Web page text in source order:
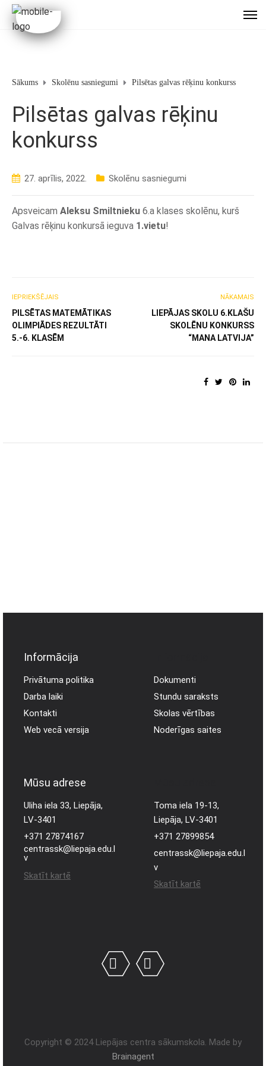
Sākums Skolēnu sasniegumi Pilsētas galvas rēķinu konkurss
Pilsētas galvas rēķinu
konkurss
27. aprīlis, 2022. Skolēnu sasniegumi
Apsveicam Aleksu Smiltnieku 6.a klases skolēnu, kurš
Galvas rēķinu konkursā ieguva 1.vietu!
IEPRIEKŠĒJAIS
PILSĒTAS MATEMĀTIKAS
OLIMPIĀDES REZULTĀTI
5.-6. KLASĒM
NĀKAMAIS
LIEPĀJAS SKOLU 6.KLAŠU
SKOLĒNU KONKURSS
“MANA LATVIJA”
Informācija
Privātuma politika
Darba laiki
Kontakti
Web vecā versija
Dokumenti
Stundu saraksts
Skolas vērtības
Noderīgas saites
Mūsu adrese
Uliha iela 33, Liepāja,
LV-3401
+371 27874167
centrassk@liepaja.edu.l
v
Skatīt kartē
Toma iela 19-13,
Liepāja, LV-3401
+371 27899854
centrassk@liepaja.edu.l
v
Skatīt kartē
Copyright © 2024 Liepājas centra sākumskola. Made by
Brainagent